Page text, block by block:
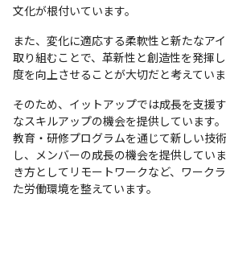
文化が根付いています。
また、変化に適応する柔軟性と新たなア
取り組むことで、革新性と創造性を発揮
度を向上させることが大切だと考えていま
そのため、イットアップでは成長を支援
なスキルアップの機会を提供しています。
教育・研修プログラムを通じて新しい技
し、メンバーの成長の機会を提供してい
き方としてリモートワークなど、ワーク
た労働環境を整えています。